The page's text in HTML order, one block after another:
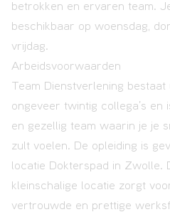
betrokken en ervaren team.
beschikbaar op woensdag,
vrijdag.
Arbeidsvoorwaarden
Team Dienstverlening bestaat
ongeveer twintig collega’s en
en gezellig team waarin je je
zult voelen. De opleiding is
locatie Dokterspad in Zwolle.
kleinschalige locatie zorgt
vertrouwde en prettige